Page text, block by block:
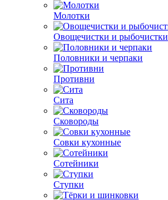
Молотки
Овощечистки и рыбочистки
Половники и черпаки
Противни
Сита
Сковороды
Совки кухонные
Сотейники
Ступки